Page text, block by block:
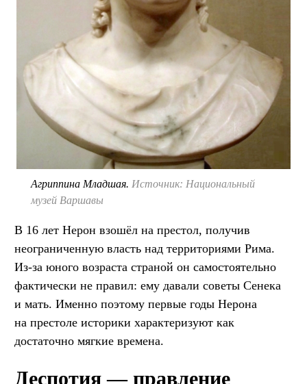
Агриппина Младшая. Источник: Национальный
музей Варшавы
В 16 лет Нерон взошёл на престол, получив
неограниченную власть над территориями Рима.
Из-за юного возраста страной он самостоятельно
фактически не правил: ему давали советы Сенека
и мать. Именно поэтому первые годы Нерона
на престоле историки характеризуют как
достаточно мягкие времена.
Деспотия — правление